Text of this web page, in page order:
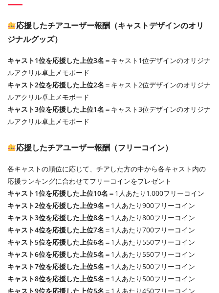
応援したチアユーザー報酬（キャストデザインのオリ
ジナルグッズ）
キャスト1位を応援した上位3名 ＝キャスト1位デザインのオリジナ
ルアクリル卓上メモボード
キャスト2位を応援した上位2名 ＝キャスト2位デザインのオリジナ
ルアクリル卓上メモボード
キャスト3位を応援した上位1名 ＝キャスト3位デザインのオリジナ
ルアクリル卓上メモボード
応援したチアユーザー報酬（フリーコイン）
各キャストの順位に応じて、チアした方の中から各キャスト内の
応援ランキングに合わせてフリーコインをプレゼント
キャスト1位を応援した上位10名 ＝1人あたり1,000フリーコイン
キャスト2位を応援した上位9名 ＝1人あたり900フリーコイン
キャスト3位を応援した上位8名 ＝1人あたり800フリーコイン
キャスト4位を応援した上位7名 ＝1人あたり700フリーコイン
キャスト5位を応援した上位6名 ＝1人あたり550フリーコイン
キャスト6位を応援した上位5名 ＝1人あたり550フリーコイン
キャスト7位を応援した上位5名 ＝1人あたり500フリーコイン
キャスト8位を応援した上位5名 ＝1人あたり500フリーコイン
キャスト9位を応援した上位5名 ＝1人あたり450フリーコイン